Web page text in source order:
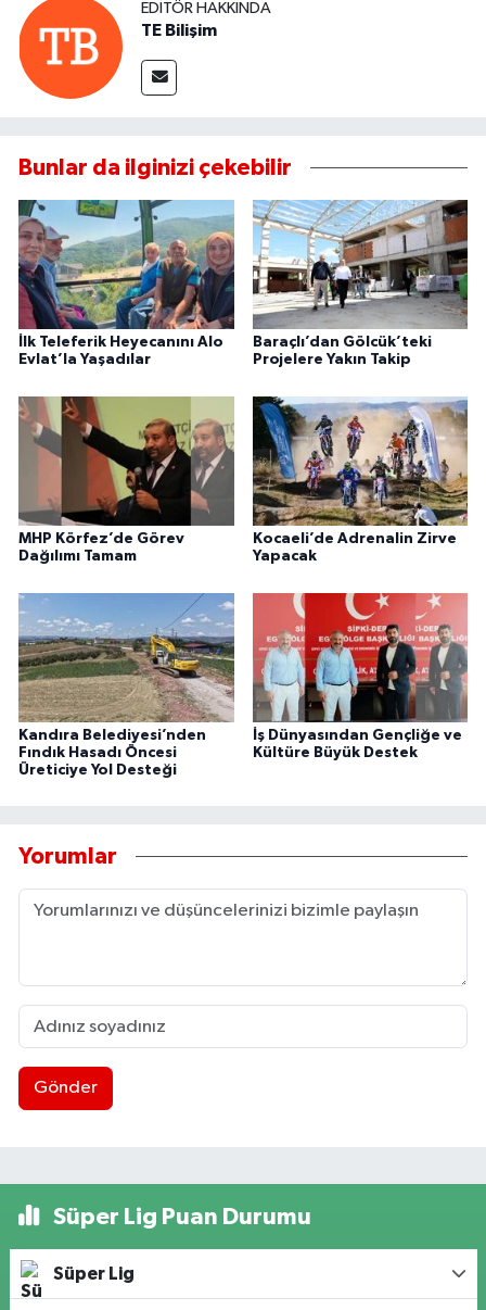
EDITÖR HAKKINDA
TE Bilişim
Bunlar da ilginizi çekebilir
İlk Teleferik Heyecanını Alo
Evlat’la Yaşadılar
Baraçlı’dan Gölcük’teki
Projelere Yakın Takip
MHP Körfez’de Görev
Dağılımı Tamam
Kocaeli’de Adrenalin Zirve
Yapacak
Kandıra Belediyesi’nden
Fındık Hasadı Öncesi
Üreticiye Yol Desteği
İş Dünyasından Gençliğe ve
Kültüre Büyük Destek
Yorumlar
Gönder
Süper Lig Puan Durumu
Süper Lig